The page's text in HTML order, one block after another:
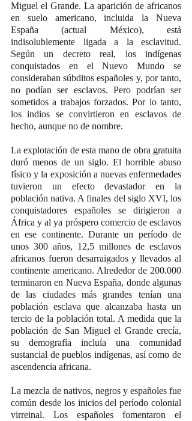
Miguel el Grande. La aparición de africanos
en suelo americano, incluida la Nueva
España (actual México), está
indisolublemente ligada a la esclavitud.
Según un decreto real, los indígenas
conquistados en el Nuevo Mundo se
consideraban súbditos españoles y, por tanto,
no podían ser esclavos. Pero podrían ser
sometidos a trabajos forzados. Por lo tanto,
los indios se convirtieron en esclavos de
hecho, aunque no de nombre.
La explotación de esta mano de obra gratuita
duró menos de un siglo. El horrible abuso
físico y la exposición a nuevas enfermedades
tuvieron un efecto devastador en la
población nativa. A finales del siglo XVI, los
conquistadores españoles se dirigieron a
África y al ya próspero comercio de esclavos
en ese continente. Durante un período de
unos 300 años, 12,5 millones de esclavos
africanos fueron desarraigados y llevados al
continente americano. Alrededor de 200.000
terminaron en Nueva España, donde algunas
de las ciudades más grandes tenían una
población esclava que alcanzaba hasta un
tercio de la población total. A medida que la
población de San Miguel el Grande crecía,
su demografía incluía una comunidad
sustancial de pueblos indígenas, así como de
ascendencia africana.
La mezcla de nativos, negros y españoles fue
común desde los inicios del período colonial
virreinal. Los españoles fomentaron el